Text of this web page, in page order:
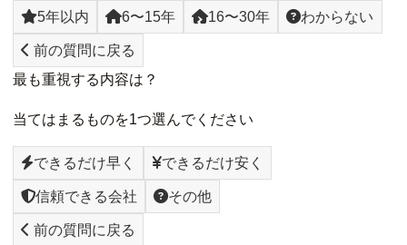
5年以内 6〜15年 16〜30年 わからない
前の質問に戻る
最も重視する内容は？
当てはまるものを1つ選んでください
できるだけ早く できるだけ安く
信頼できる会社 その他
前の質問に戻る